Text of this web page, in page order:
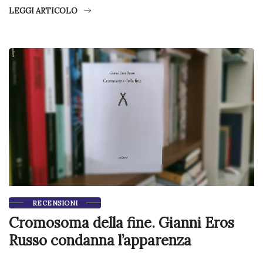
LEGGI ARTICOLO
RECENSIONI
Cromosoma della fine. Gianni Eros
Russo condanna l’apparenza